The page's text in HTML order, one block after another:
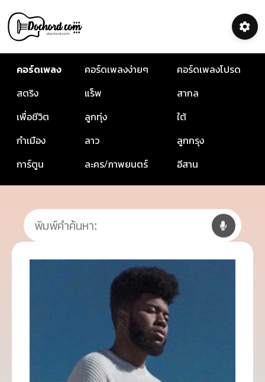
คอร์ดเพลง คอร์ดเพลงง่ายๆ
คอร์ดเพลงโปรด
สตริง
แร็พ
สากล
เพื่อชีวิต
ลูกทุ่ง
ใต้
กำเมือง
ลาว
ลูกกรุง
การ์ตูน
ละคร/ภาพยนตร์ อีสาน